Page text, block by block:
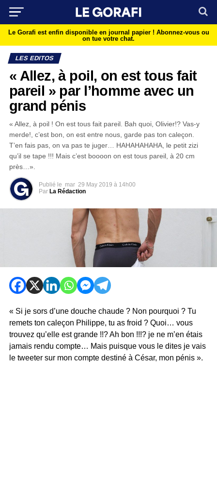
Le Gorafi est enfin disponible en journal papier ! Abonnez-vous ou
on tue votre chat.
LES EDITOS
« Allez, à poil, on est tous fait
pareil » par l’homme avec un
grand pénis
« Allez, à poil ! On est tous fait pareil. Bah quoi, Olivier!? Vas-y
merde!, c’est bon, on est entre nous, garde pas ton caleçon.
T’en fais pas, on va pas te juger… HAHAHAHAHA, le petit zizi
qu’il se tape !!! Mais c’est boooon on est tous pareil, à 20 cm
près…».
Publié le mar 29 May 2019 à 14h00
Par La Rédaction
« Si je sors d’une douche chaude ? Non pourquoi ? Tu
remets ton caleçon Philippe, tu as froid ? Quoi… vous
trouvez qu’elle est grande !!? Ah bon !!!? je ne m’en étais
jamais rendu compte… Mais puisque vous le dites je vais
le tweeter sur mon compte destiné à César, mon pénis ».